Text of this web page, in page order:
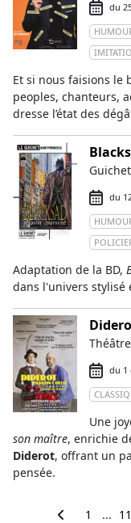
du
Et si nous faisions le
peoples, chanteurs,
dresse l’état des
du
Adaptation de la BD,
dans l'univers stylisé
du 1
Une
son maître, enrichie
Diderot, offrant un
pensée.
1 ... 11